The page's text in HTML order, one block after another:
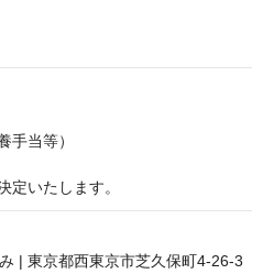
手当等）
いたします。